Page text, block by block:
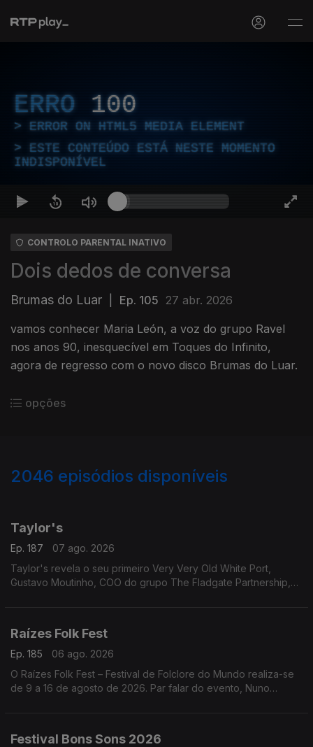
ERRO 100
ERROR ON HTML5 MEDIA ELEMENT
ESTE CONTEÚDO ESTÁ NESTE MOMENTO
INDISPONÍVEL
CONTROLO PARENTAL INATIVO
Dois dedos de conversa
Brumas do Luar Ep. 105 27 abr. 2026
vamos conhecer Maria León, a voz do grupo Ravel
nos anos 90, inesquecível em Toques do Infinito,
agora de regresso com o novo disco Brumas do Luar.
opções
2046 episódios disponíveis
Taylor's
Ep. 187
07 ago. 2026
Taylor's revela o seu primeiro Very Very Old White Port,
Gustavo Moutinho, COO do grupo The Fladgate Partnership,
Raízes Folk Fest
Ep. 185
06 ago. 2026
O Raízes Folk Fest – Festival de Folclore do Mundo realiza-se
de 9 a 16 de agosto de 2026. Par falar do evento, Nuno
Festival Bons Sons 2026